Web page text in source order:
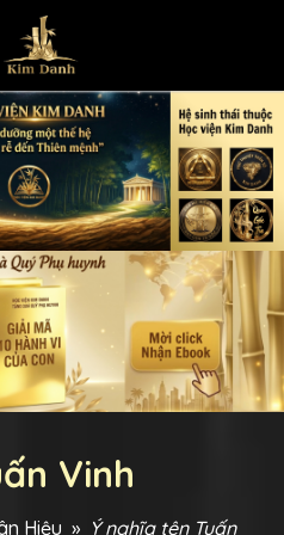
Vinh
Hiệu » Ý nghĩa tên Tuấn